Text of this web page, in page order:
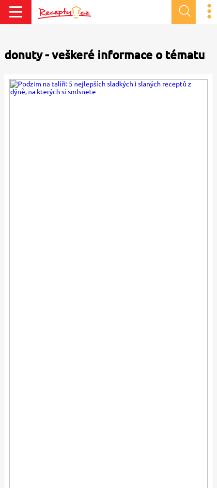
donuty - veškeré informace o tématu